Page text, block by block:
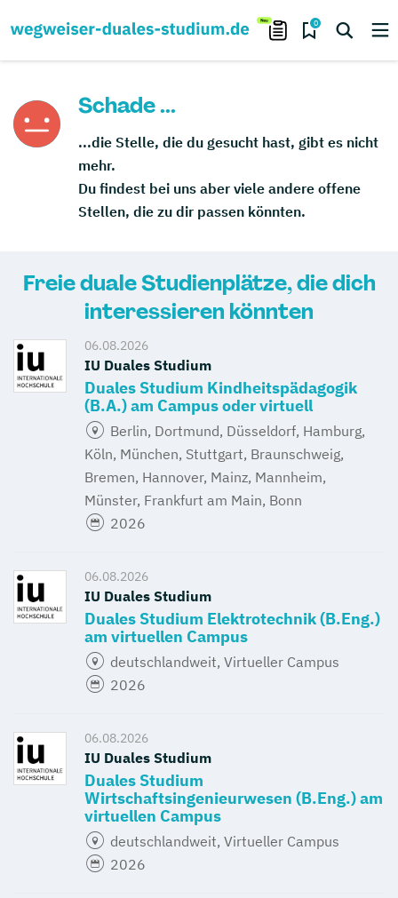
0
Schade ...
...die Stelle, die du gesucht hast, gibt es nicht
mehr.
Du findest bei uns aber viele andere offene
Stellen, die zu dir passen könnten.
Freie duale Studienplätze, die dich
interessieren könnten
06.08.2026
IU Duales Studium
Duales Studium Kindheitspädagogik
(B.A.) am Campus oder virtuell
Berlin, Dortmund, Düsseldorf, Hamburg,
Köln, München, Stuttgart, Braunschweig,
Bremen, Hannover, Mainz, Mannheim,
Münster, Frankfurt am Main, Bonn
2026
06.08.2026
IU Duales Studium
Duales Studium Elektrotechnik (B.Eng.)
am virtuellen Campus
deutschlandweit, Virtueller Campus
2026
06.08.2026
IU Duales Studium
Duales Studium
Wirtschaftsingenieurwesen (B.Eng.) am
virtuellen Campus
deutschlandweit, Virtueller Campus
2026